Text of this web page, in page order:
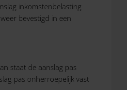
inkomstenbelasting
bevestigd in een
staat de aanslag pas
pas onherroepelijk vast